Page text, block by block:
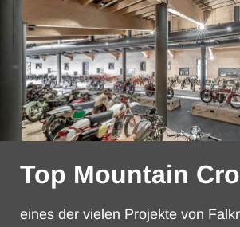
Top Mountain
eines der vielen Projekte von